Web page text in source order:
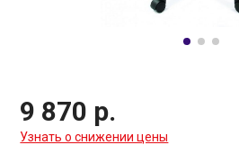
9 870 р.
Узнать о снижении цены